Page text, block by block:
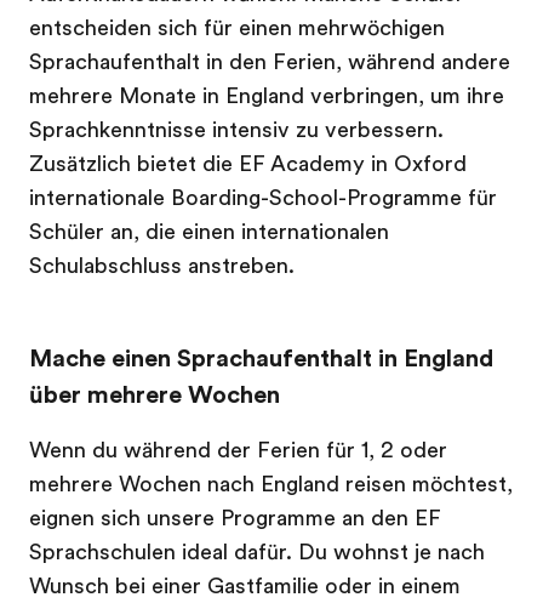
entscheiden sich für einen mehrwöchigen
Sprachaufenthalt in den Ferien, während andere
mehrere Monate in England verbringen, um ihre
Sprachkenntnisse intensiv zu verbessern.
Zusätzlich bietet die EF Academy in Oxford
internationale Boarding-School-Programme für
Schüler an, die einen internationalen
Schulabschluss anstreben.
Mache einen Sprachaufenthalt in England
über mehrere Wochen
Wenn du während der Ferien für 1, 2 oder
mehrere Wochen nach England reisen möchtest,
eignen sich unsere Programme an den EF
Sprachschulen ideal dafür. Du wohnst je nach
Wunsch bei einer Gastfamilie oder in einem